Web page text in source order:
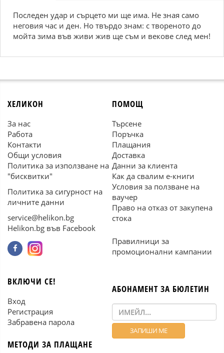
Последен удар и сърцето ми ще има. Не зная само
неговия час и ден. Но твърдо знам: с твореното до
мойта зима във живи жив ще съм и векове след мен!
ХЕЛИКОН
За нас
Работа
Контакти
Общи условия
Политика за използване на
"бисквитки"
Политика за сигурност на
личните данни
service@helikon.bg
Helikon.bg във Facebook
ПОМОЩ
Търсене
Поръчка
Плащания
Доставка
Данни за клиента
Как да свалим е-книги
Условия за ползване на
ваучер
Право на отказ от закупена
стока
Правилници за
промоционални кампании
ВКЛЮЧИ СЕ!
Вход
Регистрация
Забравена парола
МЕТОДИ ЗА ПЛАЩАНЕ
АБОНАМЕНТ ЗА БЮЛЕТИН